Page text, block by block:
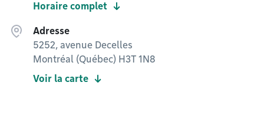
Horaire complet
Adresse
5252, avenue Decelles
Montréal (Québec) H3T 1N8
Voir la carte